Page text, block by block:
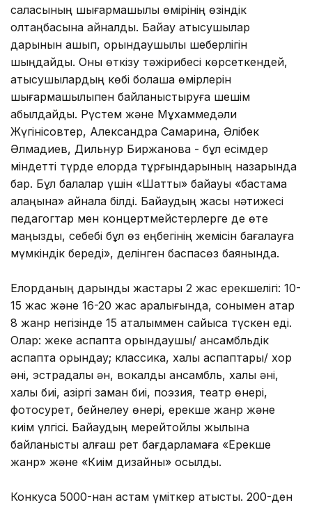
саласының шығармашылық өмірінің өзіндік
қолтаңбасына айналды. Байқау қатысушылар
дарынын ашып, орындаушылық шеберлігін
шыңдайды. Оны өткізу тәжірибесі көрсеткендей,
қатысушылардың көбі болашақ өмірлерін
шығармашылықпен байланыстыруға шешім
қабылдайды. Рүстем және Мұхаммедәли
Жүгінісовтер, Александра Самарина, Әлібек
Әлмадиев, Дильнур Биржанова - бұл есімдер
міндетті түрде елорда тұрғындарының назарында
бар. Бұл балалар үшін «Шаттық» байқауы «бастама
алаңына» айнала білді. Байқаудың жақсы нәтижесі
педагогтар мен концертмейстерлерге де өте
маңызды, себебі бұл өз еңбегінің жемісін бағалауға
мүмкіндік береді», делінген баспасөз баянында.
Елорданың дарынды жастары 2 жас ерекшелігі: 10-
15 жас және 16-20 жас аралығында, сонымен қатар
8 жанр негізінде 15 аталыммен сайысқа түскен еді.
Олар: жеке аспапта орындаушы/ ансамбльдік
аспапта орындау; классика, халық аспаптары/ хор
әні, эстрадалық ән, вокалдық ансамбль, халық әні,
халық биі, қазіргі заман биі, поэзия, театр өнері,
фотосурет, бейнелеу өнері, ерекше жанр және
киім үлгісі. Байқаудың мерейтойлық жылына
байланысты алғаш рет бағдарламаға «Ерекше
жанр» және «Киім дизайны» қосылды.
Конкусқа 5000-нан астам үміткер қатысты. 200-ден